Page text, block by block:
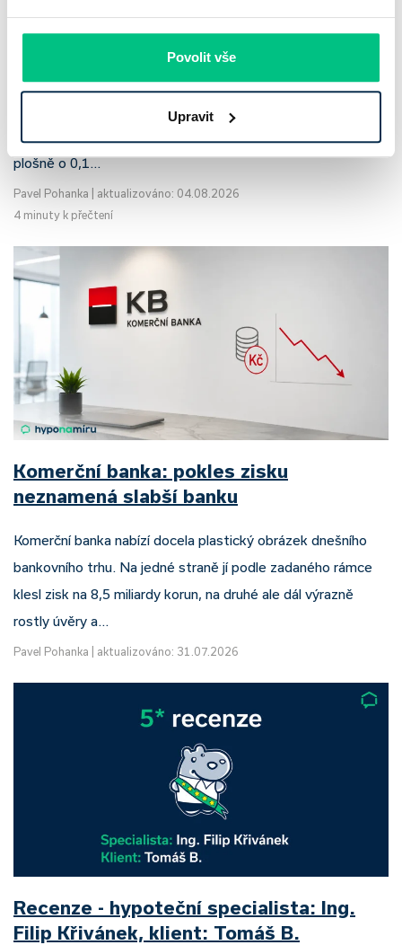
Povolit vše
Upravit
hypotéky, zatímco Raiffeisenbank
prodloužila slevu do 6.9.2026
Český hypoteční trh na konci července 2026 potvrzuje, že
sazby zůstávají pod tlakem a část bank pokračuje v jejich
plošně o 0,1…
Pavel Pohanka
aktualizováno: 04.08.2026
4 minuty k přečtení
Komerční banka: pokles zisku
neznamená slabší banku
Komerční banka nabízí docela plastický obrázek dnešního
bankovního trhu. Na jedné straně jí podle zadaného rámce
klesl zisk na 8,5 miliardy korun, na druhé ale dál výrazně
rostly úvěry a…
Pavel Pohanka aktualizováno: 31.07.2026
Recenze - hypoteční specialista: Ing.
Filip Křivánek, klient: Tomáš B.